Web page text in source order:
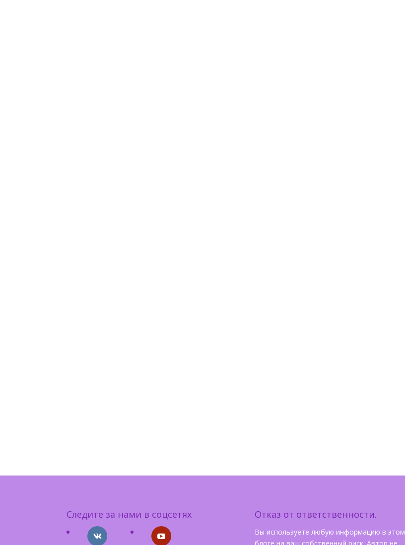
Следите за нами в соцсетях Отказ от ответственности.
Вы используете любую информацию в этом
блоге на ваш собственный риск. Автор не